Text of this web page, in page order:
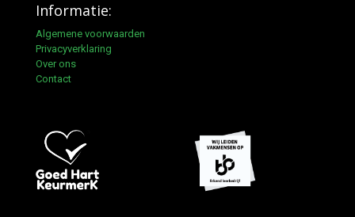
Informatie:
Algemene voorwaarden
Privacyverklaring
Over ons
Contact